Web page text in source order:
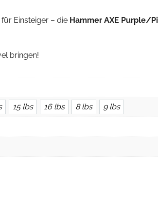
für Einsteiger – die Hammer AXE Purple/
bringen!
15 lbs 16 lbs 8 lbs 9 lbs